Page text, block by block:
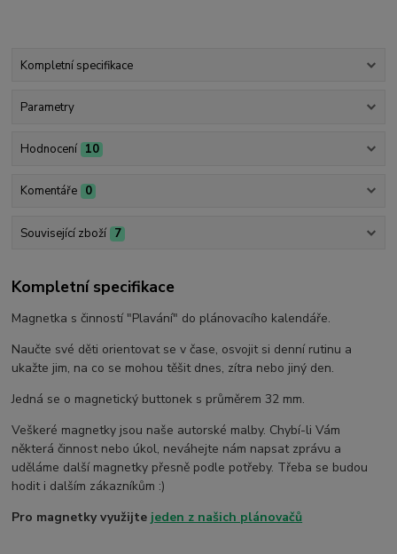
Kompletní specifikace
Parametry
Hodnocení 10
Komentáře 0
Související zboží 7
Kompletní specifikace
Magnetka s činností "Plavání" do plánovacího kalendáře.
Naučte své děti orientovat se v čase, osvojit si denní rutinu a
ukažte jim, na co se mohou těšit dnes, zítra nebo jiný den.
Jedná se o magnetický buttonek s průměrem 32 mm.
Veškeré magnetky jsou naše autorské malby. Chybí-li Vám
některá činnost nebo úkol, neváhejte nám napsat zprávu a
uděláme další magnetky přesně podle potřeby. Třeba se budou
hodit i dalším zákazníkům :)
Pro magnetky využijte jeden z našich plánovačů